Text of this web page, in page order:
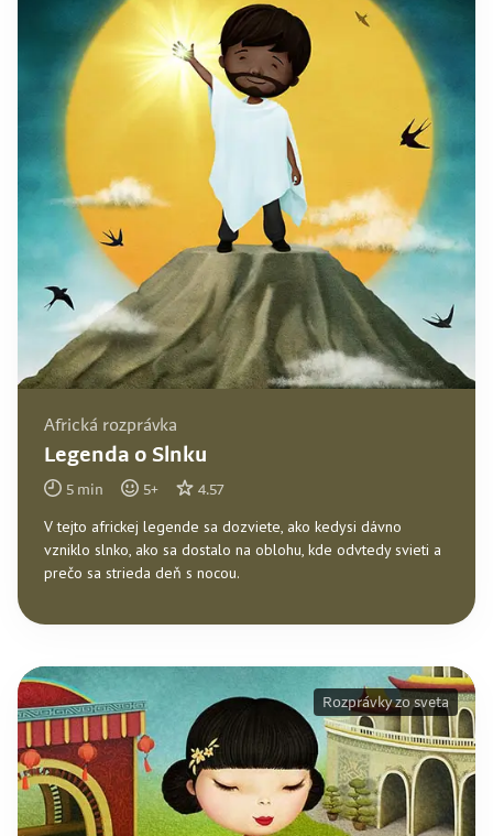
Africká rozprávka
Legenda o Slnku
5 min 5+ 4.57
V tejto africkej legende sa dozviete, ako kedysi dávno
vzniklo slnko, ako sa dostalo na oblohu, kde odvtedy svieti a
prečo sa strieda deň s nocou.
Rozprávky zo sveta